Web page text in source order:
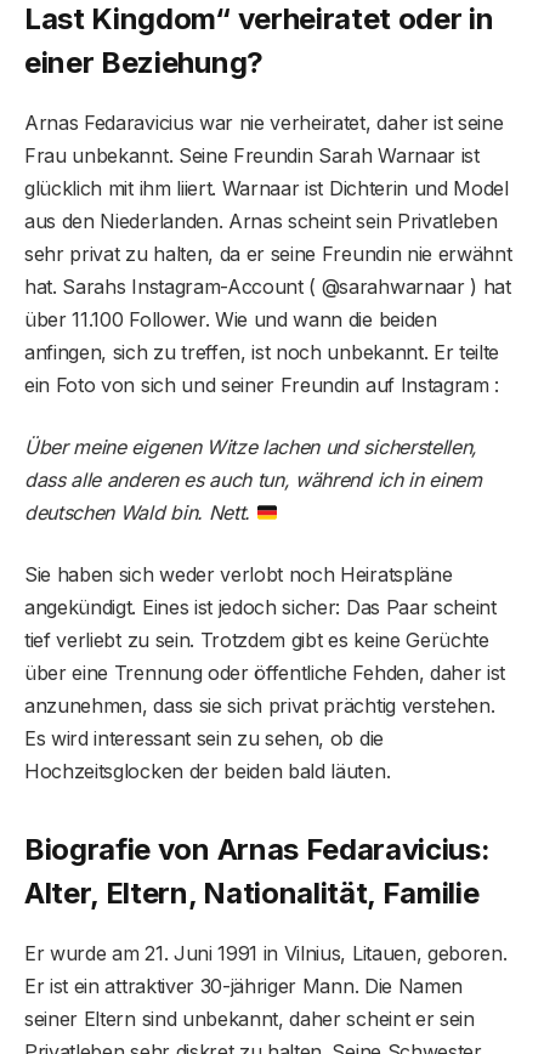
Last Kingdom“ verheiratet oder in
einer Beziehung?
Arnas Fedaravicius war nie verheiratet, daher ist seine
Frau unbekannt. Seine Freundin Sarah Warnaar ist
glücklich mit ihm liiert. Warnaar ist Dichterin und Model
aus den Niederlanden. Arnas scheint sein Privatleben
sehr privat zu halten, da er seine Freundin nie erwähnt
hat. Sarahs Instagram-Account ( @sarahwarnaar ) hat
über 11.100 Follower. Wie und wann die beiden
anfingen, sich zu treffen, ist noch unbekannt. Er teilte
ein Foto von sich und seiner Freundin auf Instagram :
Über meine eigenen Witze lachen und sicherstellen,
dass alle anderen es auch tun, während ich in einem
deutschen Wald bin. Nett.
Sie haben sich weder verlobt noch Heiratspläne
angekündigt. Eines ist jedoch sicher: Das Paar scheint
tief verliebt zu sein. Trotzdem gibt es keine Gerüchte
über eine Trennung oder öffentliche Fehden, daher ist
anzunehmen, dass sie sich privat prächtig verstehen.
Es wird interessant sein zu sehen, ob die
Hochzeitsglocken der beiden bald läuten.
Biografie von Arnas Fedaravicius:
Alter, Eltern, Nationalität, Familie
Er wurde am 21. Juni 1991 in Vilnius, Litauen, geboren.
Er ist ein attraktiver 30-jähriger Mann. Die Namen
seiner Eltern sind unbekannt, daher scheint er sein